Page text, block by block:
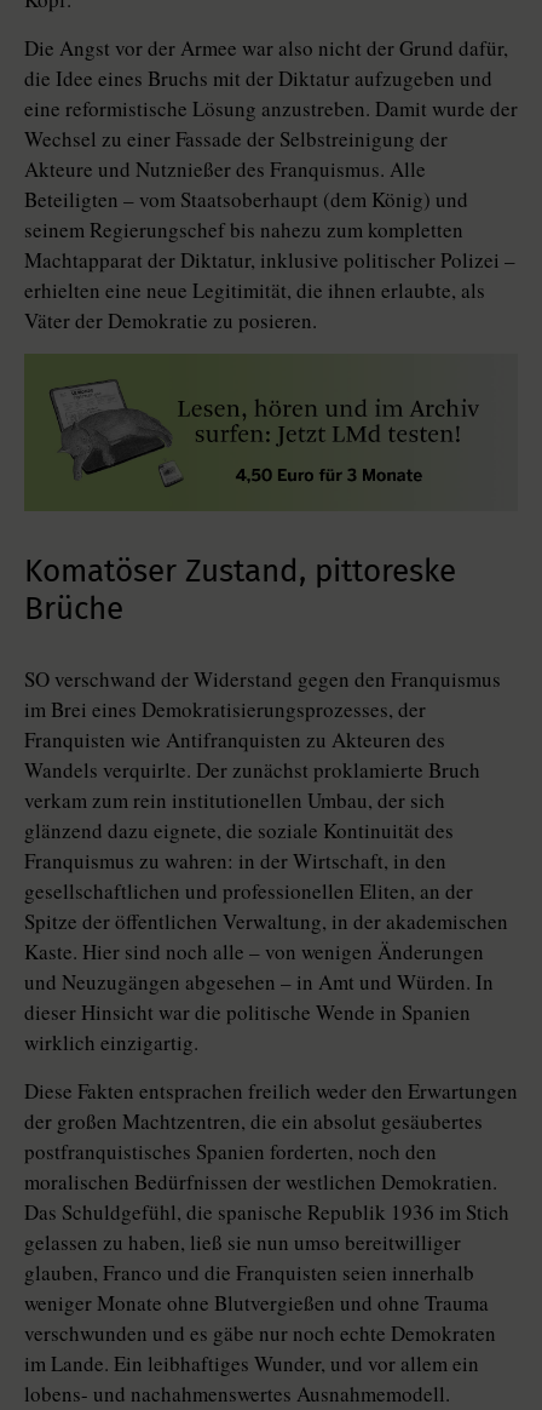
Die Angst vor der Armee war also nicht der Grund dafür,
die Idee eines Bruchs mit der Diktatur aufzugeben und
eine reformistische Lösung anzustreben. Damit wurde der
Wechsel zu einer Fassade der Selbstreinigung der
Akteure und Nutznießer des Franquismus. Alle
Beteiligten – vom Staatsoberhaupt (dem König) und
seinem Regierungschef bis nahezu zum kompletten
Machtapparat der Diktatur, inklusive politischer Polizei –
erhielten eine neue Legitimität, die ihnen erlaubte, als
Väter der Demokratie zu posieren.
Komatöser Zustand, pittoreske
Brüche
SO verschwand der Widerstand gegen den Franquismus
im Brei eines Demokratisierungsprozesses, der
Franquisten wie Antifranquisten zu Akteuren des
Wandels verquirlte. Der zunächst proklamierte Bruch
verkam zum rein institutionellen Umbau, der sich
glänzend dazu eignete, die soziale Kontinuität des
Franquismus zu wahren: in der Wirtschaft, in den
gesellschaftlichen und professionellen Eliten, an der
Spitze der öffentlichen Verwaltung, in der akademischen
Kaste. Hier sind noch alle – von wenigen Änderungen
und Neuzugängen abgesehen – in Amt und Würden. In
dieser Hinsicht war die politische Wende in Spanien
wirklich einzigartig.
Diese Fakten entsprachen freilich weder den Erwartungen
der großen Machtzentren, die ein absolut gesäubertes
postfranquistisches Spanien forderten, noch den
moralischen Bedürfnissen der westlichen Demokratien.
Das Schuldgefühl, die spanische Republik 1936 im Stich
gelassen zu haben, ließ sie nun umso bereitwilliger
glauben, Franco und die Franquisten seien innerhalb
weniger Monate ohne Blutvergießen und ohne Trauma
verschwunden und es gäbe nur noch echte Demokraten
im Lande. Ein leibhaftiges Wunder, und vor allem ein
lobens- und nachahmenswertes Ausnahmemodell.